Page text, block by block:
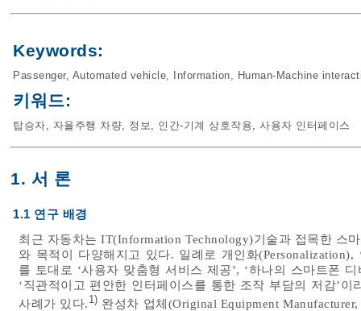
Keywords:
Passenger, Automated vehicle, Information, Human-Machine
키워드:
탑승자, 자율주행 차량, 정보, 인간-기계 상호작용, 사용자 인터페이스
1. 서 론
1.1 연구 배경
최근 자동차는 IT(Information Technology)기술과 접목한 스
와 목적이 다양해지고 있다. 일례로 개인화
를 토대로 ‘사용자 맞춤형 서비스 제공’, ‘하나의 스마트폰
‘직관적이고 편안한 인터페이스를 통한 조작 부담의 저감’
사례가 있다. 1) 완성차 업체(Original Equipment